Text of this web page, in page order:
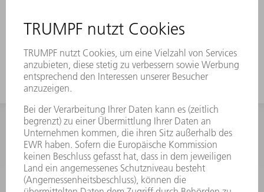
INFORMATION
Häufig gestellte Fragen
Allgemeine Geschäftsbedingungen
KONTAKT